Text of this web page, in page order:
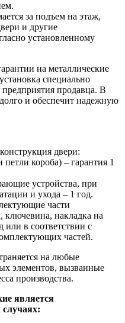
за подъем на этаж,
и другие
установленному
на металлические
специально
продавца. В
и обеспечит надежную
двери:
петли короба) – гарантия 1
устройства, при
и ухода – 1 год.
части
ключевина, накладка на
или в соответствии с
частей.
на любые
элементов, вызванные
производства.
является